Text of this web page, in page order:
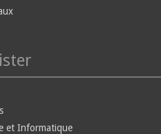
et Informatique